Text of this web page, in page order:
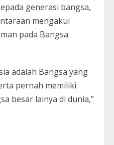
generasi bangsa,
mengakui
pada Bangsa
adalah Bangsa yang
pernah memiliki
besar lainya di dunia,”